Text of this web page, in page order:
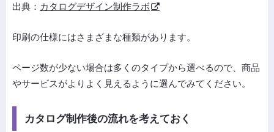
出典： カタログデザイン制作ラボ
印刷の仕様にはさまざまな種類があります。
ページ数が少ない場合は多くのタイプから選べるので、商品
やサービスがよりよく見えるように選んでみてください。
カタログ制作後の流れを考えておく